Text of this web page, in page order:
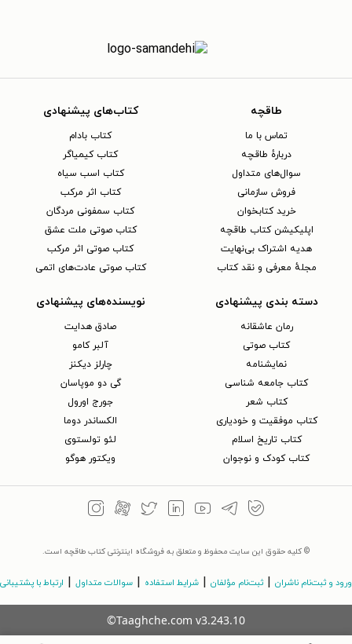
طاقچه
تماس با ما
دربارهٔ طاقچه
سوال‌های متداول
فروش سازمانی
خرید کتابخوان
اپلیکیشن کتاب طاقچه
هدیه اشتراک بی‌نهایت
مجلهٔ معرفی و نقد کتاب
کتاب‌های پیشنهادی
کتاب بادام
کتاب کیمیاگر
کتاب اسب سیاه
کتاب اثر مرکب
کتاب سمفونی مردگان
کتاب صوتی ملت عشق
کتاب صوتی اثر مرکب
کتاب صوتی عادت‌های اتمی
دسته بندی پیشنهادی
رمان عاشقانه
کتاب‌ صوتی
نمایشنامه
کتاب جامعه شناسی
کتاب شعر
کتاب موفقیت و خودیاری
کتاب تاریخ اسلام
کتاب کودک و نوجوان
نویسنده‌های پیشنهادی
صادق هدایت
آلبر کامو
چارلز دیکنز
گی دو موپاسان
جورج اورول
الکساندر دوما
لئو تولستوی
ویکتور هوگو
© کلیه حقوق این سایت محفوظ و متعلق به فروشگاه اینترنتی کتاب طاقچه است.
ورود و ثبت‌نام ناشران ثبت‌نام مؤلفان شرایط استفاده سوالات متداول ارتباط با پشتیبانی
©Taaghche.com v3.243.10